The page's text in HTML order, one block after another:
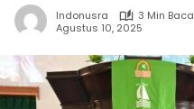
Indonusra
3 Min Baca
Agustus 10, 2025